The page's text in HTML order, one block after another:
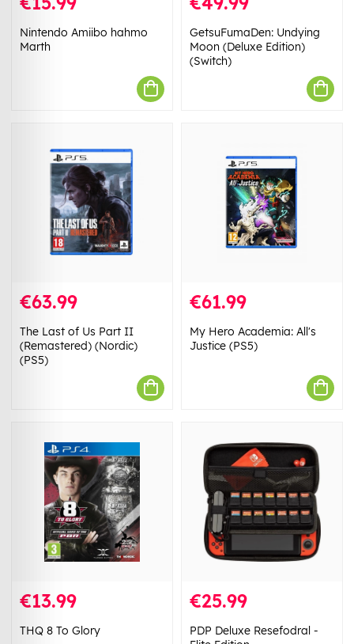
Nintendo Amiibo hahmo
Marth
GetsuFumaDen: Undying
Moon (Deluxe Edition)
(Switch)
€63.99
The Last of Us Part II
(Remastered) (Nordic)
(PS5)
€61.99
My Hero Academia: All's
Justice (PS5)
€13.99
THQ 8 To Glory
€25.99
PDP Deluxe Resefodral -